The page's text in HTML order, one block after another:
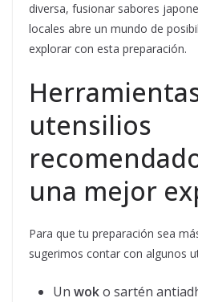
diversa, fusionar sabores
locales abre un mundo de
explorar con esta preparación.
utensilios
una mejor
Para que tu preparación sea
sugerimos contar con algunos
Un woko sartén